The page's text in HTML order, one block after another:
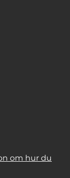
om hur du